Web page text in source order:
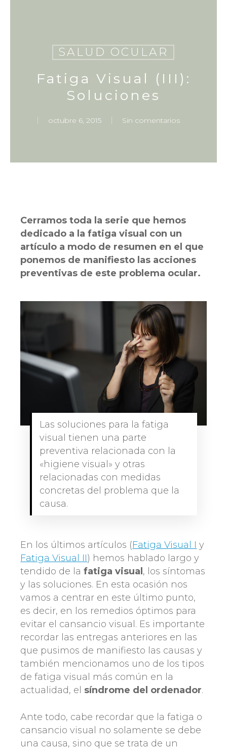
SALUD OCULAR
Fatiga Visual (III):
Soluciones
octubre 6, 2015 Sin comentarios
Cerramos toda la serie que hemos
dedicado a la fatiga visual con un
artículo a modo de resumen en el que
ponemos de manifiesto las acciones
preventivas de este problema ocular.
Las soluciones para la fatiga
visual tienen una parte
preventiva relacionada con la
«higiene visual» y otras
relacionadas con medidas
concretas del problema que la
causa.
En los últimos artículos (Fatiga Visual I y
Fatiga Visual II) hemos hablado largo y
tendido de lafatiga visual, los síntomas
y las soluciones. En esta ocasión nos
vamos a centrar en este último punto,
es decir, en los remedios óptimos para
evitar el cansancio visual. Es importante
recordar las entregas anteriores en las
que pusimos de manifiesto las causas y
también mencionamos uno de los tipos
de fatiga visual más común en la
actualidad, el síndrome del ordenador.
Ante todo, cabe recordar que la fatiga o
cansancio visual no solamente se debe
una causa, sino que se trata de un